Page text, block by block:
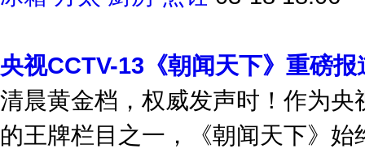
央视CCTV-13《朝闻天下》重磅
清晨黄金档，权威发声时！作为
的王牌栏目之一，《朝闻天下》